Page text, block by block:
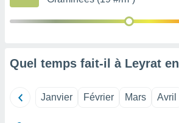
des
le
le
Quel temps fait-il à Leyrat en
Janvier Février Mars Avril